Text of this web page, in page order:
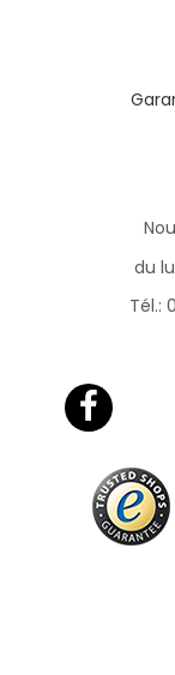
du
Tél.: